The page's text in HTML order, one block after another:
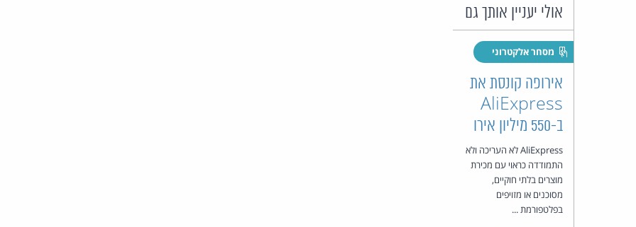
אולי יעניין אותך גם
מסחר אלקטרוני
אירופה קונסת את
AliExpress
ב-550 מיליון אירו
AliExpress לא העריכה ולא
התמודדה כראוי עם מכירת
מוצרים בלתי חוקיים,
מסוכנים או מזויפים
בפלטפורמת ...